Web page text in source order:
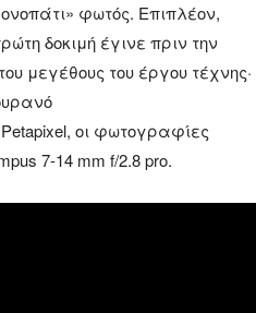
φωτός. Επιπλέον,
δοκιμή έγινε πριν την
μεγέθους του έργου τέχνης·
οι φωτογραφίες
7-14 mm f/2.8 pro.